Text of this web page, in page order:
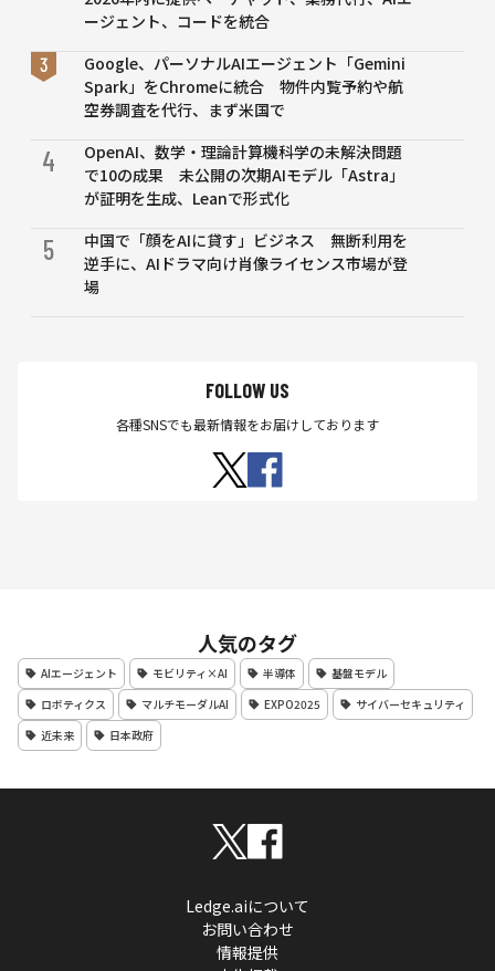
ージェント、コードを統合
Google、パーソナルAIエージェント「Gemini
Spark」をChromeに統合 物件内覧予約や航
空券調査を代行、まず米国で
4
OpenAI、数学・理論計算機科学の未解決問題
で10の成果 未公開の次期AIモデル「Astra」
が証明を生成、Leanで形式化
5
中国で「顔をAIに貸す」ビジネス 無断利用を
逆手に、AIドラマ向け肖像ライセンス市場が登
場
FOLLOW US
各種SNSでも最新情報をお届けしております
人気のタグ
AIエージェント モビリティ×AI 半導体
基盤モデル
ロボティクス
マルチモーダルAI EXPO2025
サイバーセキュリティ
近未来
日本政府
Ledge.aiについて
お問い合わせ
情報提供